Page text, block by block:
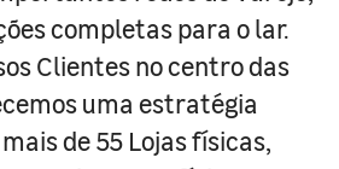
completas para o lar.
Clientes no centro das
uma estratégia
de 55 Lojas físicas,